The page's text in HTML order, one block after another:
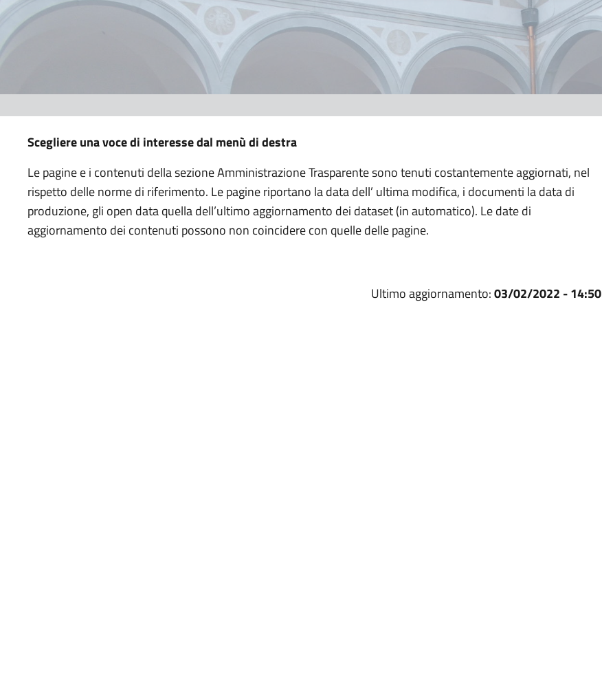
Scegliere una voce di interesse dal menù di destra
Le pagine e i contenuti della sezione Amministrazione Trasparente sono tenuti costantemente aggiornati, nel
rispetto delle norme di riferimento. Le pagine riportano la data dell’ ultima modifica, i documenti la data di
produzione, gli open data quella dell’ultimo aggiornamento dei dataset (in automatico). Le date di
aggiornamento dei contenuti possono non coincidere con quelle delle pagine.
Ultimo aggiornamento:03/02/2022 - 14:50